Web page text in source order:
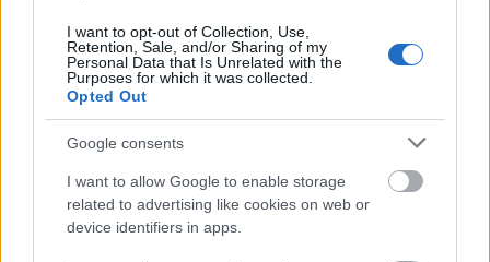
I want to opt-out of Collection, Use,
Retention, Sale, and/or Sharing of my
Personal Data that Is Unrelated with the
Purposes for which it was collected.
Opted Out
Google consents
I want to allow Google to enable storage
related to advertising like cookies on web or
device identifiers in apps.